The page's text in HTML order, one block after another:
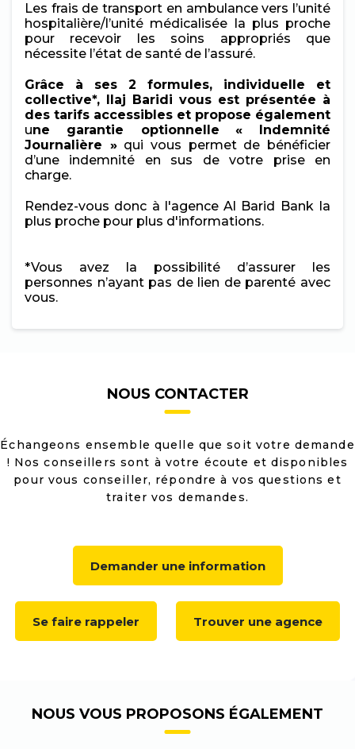
Les frais de transport en ambulance vers l’unité
hospitalière/l’unité médicalisée la plus proche
pour recevoir les soins appropriés que
nécessite l’état de santé de l’assuré.
Grâce à ses 2 formules, individuelle et
collective*, Ilaj Baridi vous est présentée à
des tarifs accessibles et propose également
une garantie optionnelle
« Indemnité
Journalière »qui vous permet de bénéficier
d’une indemnité en sus de votre prise en
charge.
Rendez-vous donc à l'agence Al Barid Bank la
plus proche pour plus d'informations.
*Vous avez la possibilité d’assurer les
personnes n’ayant pas de lien de parenté avec
vous.
NOUS CONTACTER
Échangeons ensemble quelle que soit votre demande
! Nos conseillers sont à votre écoute et disponibles
pour vous conseiller, répondre à vos questions et
traiter vos demandes.
Demander une information
Se faire rappeler Trouver une agence
NOUS VOUS PROPOSONS ÉGALEMENT